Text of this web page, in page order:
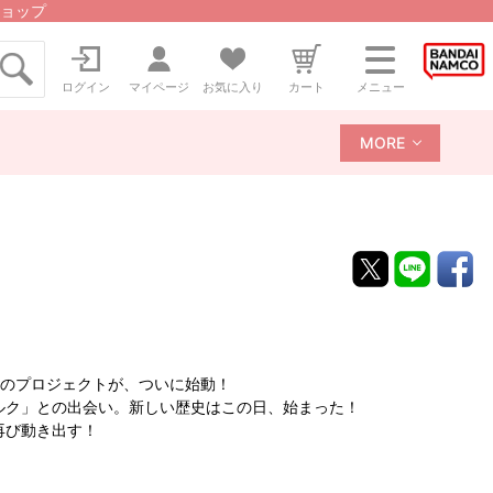
ップ
ログイン マイページ お気に入り カート メニュー
MORE
ロジェクトが、ついに始動！
」との出会い。新しい歴史はこの日、始まった！
動き出す！